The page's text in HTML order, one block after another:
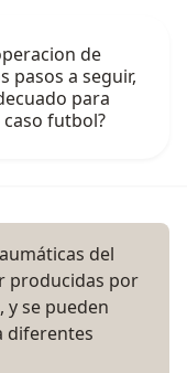
de
pasos a seguir,
para
caso futbol?
del
producidas por
se pueden
diferentes